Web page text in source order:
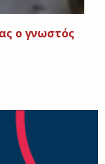
ο γνωστός